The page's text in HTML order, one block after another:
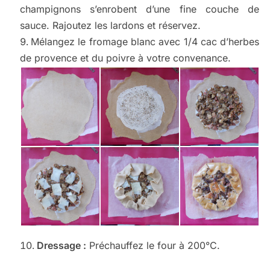
champignons s’enrobent d’une fine couche de
sauce. Rajoutez les lardons et réservez.
Mélangez le fromage blanc avec 1/4 cac d’herbes
de provence et du poivre à votre convenance.
Dressage : Préchauffez le four à 200°C.